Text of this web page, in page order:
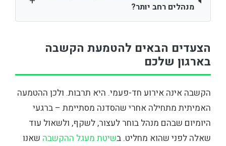
מנהלים רחב יותר?
הצעדים הבאים להטמעת הקשבה
בארגון שלכם
הקשבה אינה אירוע חד-פעמי. היא תרבות. ולכן ההטמעה
האמיתית מתחילה אחרי שהסדנה מסתיימת – ברגעי
היומיום שבהם מנהל בוחר לעצור, לשקף, ולשאול עוד
שאלה לפני שהוא מחליט. בשיטת מעגל ההקשבה שאנו